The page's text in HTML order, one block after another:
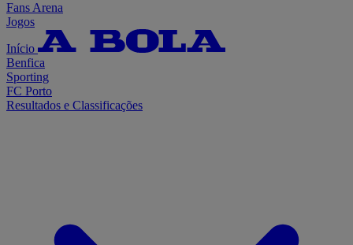
Fans Arena
Jogos
Início
Benfica
Sporting
FC Porto
Resultados e Classificações